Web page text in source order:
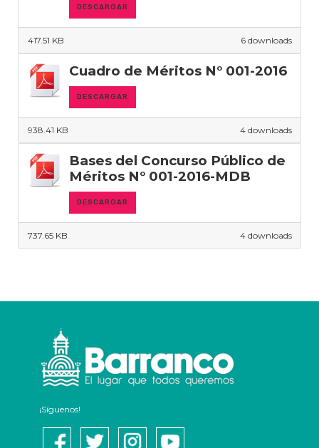
DESCARGAR
6 downloads
417.51 KB
Cuadro de Méritos N° 001-2016
DESCARGAR
4 downloads
938.41 KB
Bases del Concurso Público de
Méritos N° 001-2016-MDB
DESCARGAR
4 downloads
737.65 KB
¡Síguenos!